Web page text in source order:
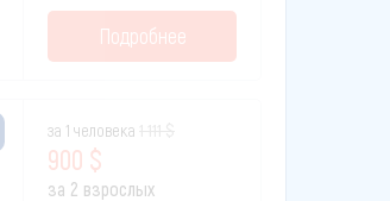
Подробнее
за 1 человека
900 $
за 2 взрослых